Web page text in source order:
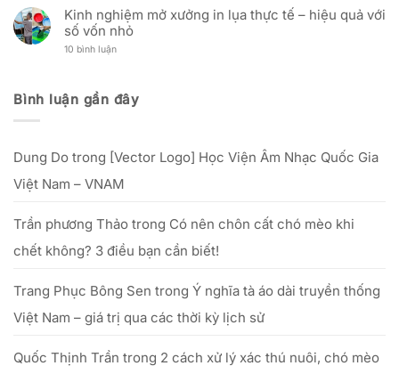
Và
Hiệu
Quả
Tư
nâng
tầm
trải
nghiệm
dịch
Phụ
nữ
Việt
Nam:
phụ
nữ
25/09
đến
20/10/2025
ngành
may
(12/12
lễ
vật
Tổ
Kinh nghiệm mở xưởng in lụa thực tế – hiệu quả với
số vốn nhỏ
10 bình luậnở
in
hiệu
quả
số
Bình luận gần đây
Dung Do trong [Vector Logo] Học Viện Âm Nhạc Quốc Gia
Việt Nam – VNAM
Trần phương Thảo trong Có nên chôn cất chó mèo khi
chết không? 3 điều bạn cần biết!
Trang Phục Bông Sen trong Ý nghĩa tà áo dài truyền thống
Việt Nam – giá trị qua các thời kỳ lịch sử
Quốc Thịnh Trần trong 2 cách xử lý xác thú nuôi, chó mèo